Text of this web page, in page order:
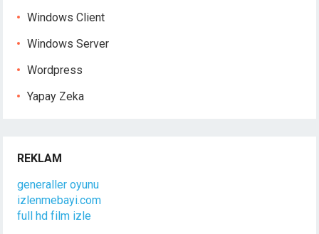
Windows Client
Windows Server
Wordpress
Yapay Zeka
REKLAM
generaller oyunu
izlenmebayi.com
full hd film izle